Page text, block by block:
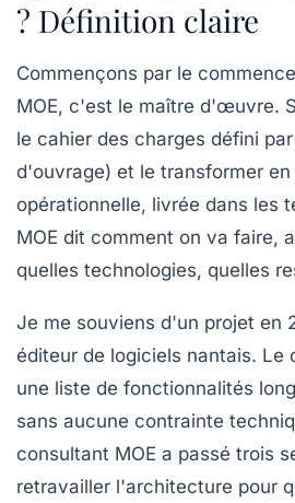
? Définition claire
Commençons par le
MOE, c'est le maître d'œuvre.
le cahier des charges défini
d'ouvrage) et le transformer
opérationnelle, livrée dans les
MOE dit comment on va faire,
quelles technologies, quelles
Je me souviens d'un projet en
éditeur de logiciels nantais. Le
une liste de fonctionnalités
sans aucune contrainte
consultant MOE a passé trois
retravailler l'architecture pour